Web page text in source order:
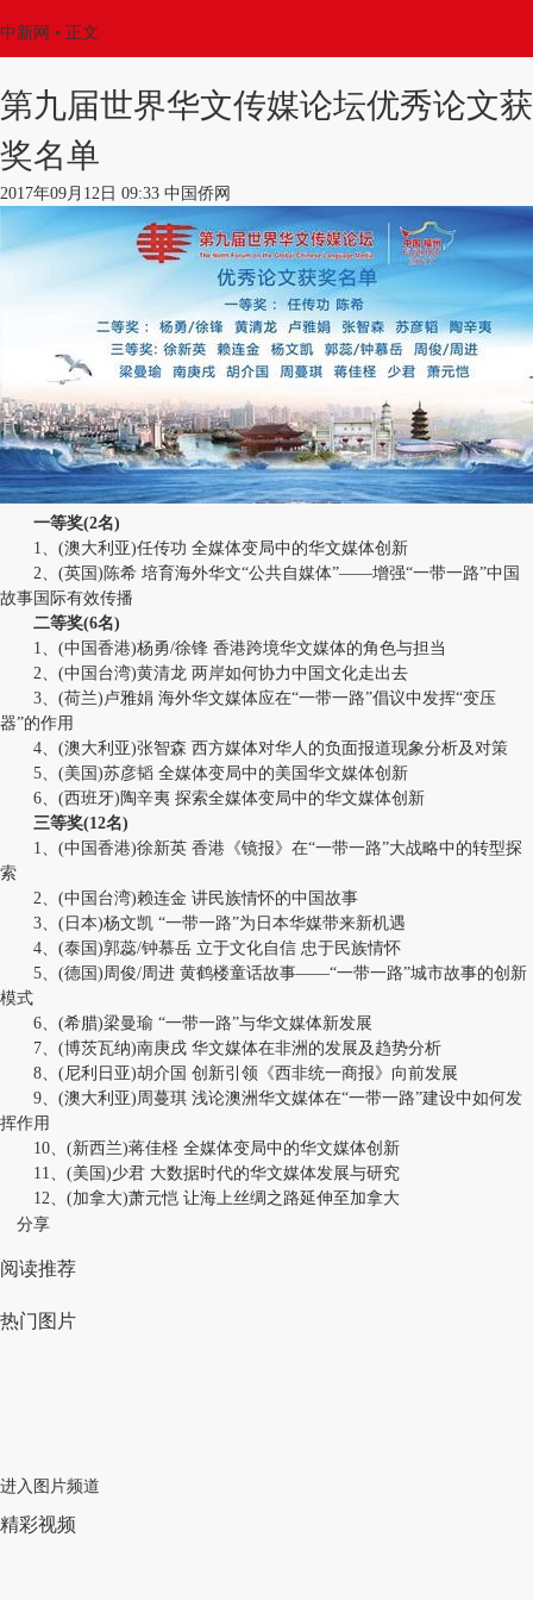
中新网 • 正文
第九届世界华文传媒论坛优秀论文获
奖名单
2017年09月12日 09:33 中国侨网
一等奖(2名)
1、(澳大利亚)任传功 全媒体变局中的华文媒体创新
2、(英国)陈希 培育海外华文“公共自媒体”——增强“一带一路”中国
故事国际有效传播
二等奖(6名)
1、(中国香港)杨勇/徐锋 香港跨境华文媒体的角色与担当
2、(中国台湾)黄清龙 两岸如何协力中国文化走出去
3、(荷兰)卢雅娟 海外华文媒体应在“一带一路”倡议中发挥“变压
器”的作用
4、(澳大利亚)张智森 西方媒体对华人的负面报道现象分析及对策
5、(美国)苏彦韬 全媒体变局中的美国华文媒体创新
6、(西班牙)陶辛夷 探索全媒体变局中的华文媒体创新
三等奖(12名)
1、(中国香港)徐新英 香港《镜报》在“一带一路”大战略中的转型探
索
2、(中国台湾)赖连金 讲民族情怀的中国故事
3、(日本)杨文凯 “一带一路”为日本华媒带来新机遇
4、(泰国)郭蕊/钟慕岳 立于文化自信 忠于民族情怀
5、(德国)周俊/周进 黄鹤楼童话故事——“一带一路”城市故事的创新
模式
6、(希腊)梁曼瑜 “一带一路”与华文媒体新发展
7、(博茨瓦纳)南庚戌 华文媒体在非洲的发展及趋势分析
8、(尼利日亚)胡介国 创新引领《西非统一商报》向前发展
9、(澳大利亚)周蔓琪 浅论澳洲华文媒体在“一带一路”建设中如何发
挥作用
10、(新西兰)蒋佳柽 全媒体变局中的华文媒体创新
11、(美国)少君 大数据时代的华文媒体发展与研究
12、(加拿大)萧元恺 让海上丝绸之路延伸至加拿大
分享
阅读推荐
热门图片
进入图片频道
精彩视频